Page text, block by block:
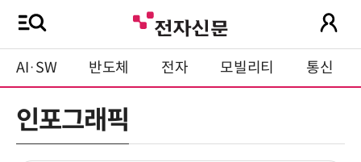
AI·SW 반도체 전자 모빌리티 통신
인포그래픽